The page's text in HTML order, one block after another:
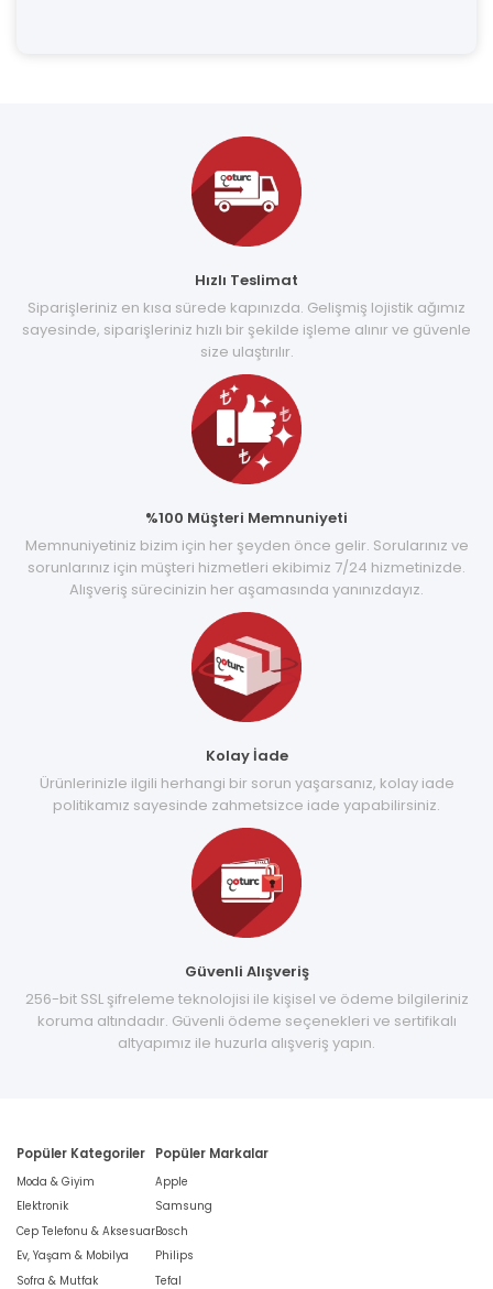
Hızlı Teslimat
Siparişleriniz en kısa sürede kapınızda. Gelişmiş lojistik ağımız
sayesinde, siparişleriniz hızlı bir şekilde işleme alınır ve güvenle
size ulaştırılır.
%100 Müşteri Memnuniyeti
Memnuniyetiniz bizim için her şeyden önce gelir. Sorularınız ve
sorunlarınız için müşteri hizmetleri ekibimiz 7/24 hizmetinizde.
Alışveriş sürecinizin her aşamasında yanınızdayız.
Kolay İade
Ürünlerinizle ilgili herhangi bir sorun yaşarsanız, kolay iade
politikamız sayesinde zahmetsizce iade yapabilirsiniz.
Güvenli Alışveriş
256-bit SSL şifreleme teknolojisi ile kişisel ve ödeme bilgileriniz
koruma altındadır. Güvenli ödeme seçenekleri ve sertifikalı
altyapımız ile huzurla alışveriş yapın.
Popüler Kategoriler
Moda & Giyim
Elektronik
Cep Telefonu & Aksesuar
Ev, Yaşam & Mobilya
Sofra & Mutfak
Popüler Markalar
Apple
Samsung
Bosch
Philips
Tefal